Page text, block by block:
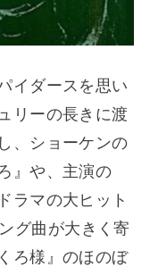
イダースを思い
リーの長きに渡
、ショーケンの
』や、主演の
ラマの大ヒット
グ曲が大きく寄
ろ様』のほのぼ